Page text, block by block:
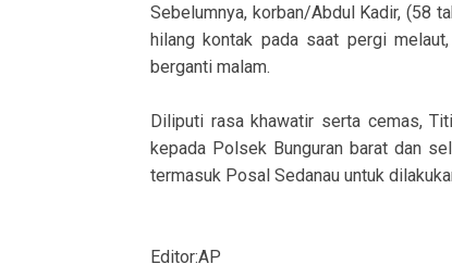
Sebelumnya, korban/Abdul Kadir, (58
hilang kontak pada saat pergi
berganti malam.
Diliputi rasa khawatir serta cemas,
kepada Polsek Bunguran barat dan
termasuk Posal Sedanau untuk
Editor:AP